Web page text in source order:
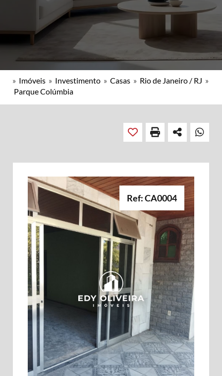
» Imóveis » Investimento » Casas » Rio de Janeiro / RJ »
Parque Colúmbia
Ref: CA0004